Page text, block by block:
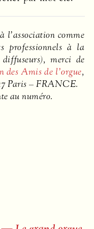
l’association comme
professionnels à la
merci de
des Amis de l’orgue,
Paris –FRANCE.
au numéro.